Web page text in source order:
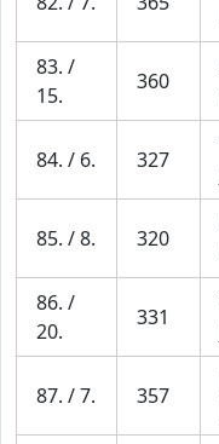
83. /
15.
360
84. / 6. 327
85. / 8. 320
86. /
20.
331
87. / 7. 357